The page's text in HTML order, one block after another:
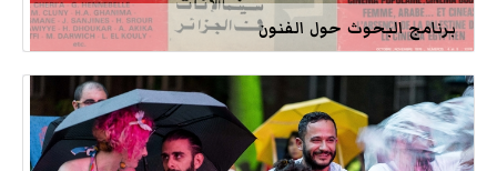
برنامج البحوث حول الفنون